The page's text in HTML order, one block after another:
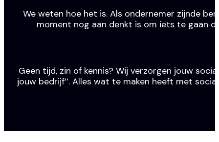
We weten hoe het is. Als ondernemer zijnde
moment nog aan denkt is om iets te gaan
Geen tijd, zin of kennis? Wij verzorgen jouw
jouw bedrijf’’. Alles wat te maken heeft met